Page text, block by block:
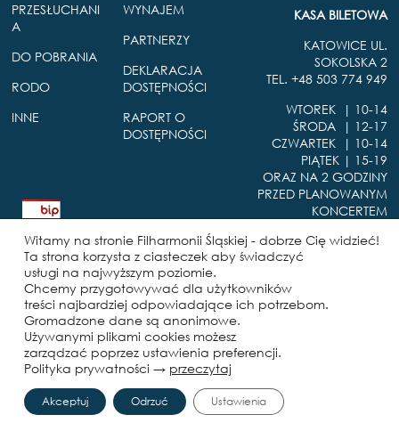
PRZESŁUCHANI
A
DO POBRANIA
RODO
INNE
WYNAJEM
PARTNERZY
DEKLARACJA
DOSTĘPNOŚCI
RAPORT O
DOSTĘPNOŚCI
KASA BILETOWA
KATOWICE UL.
SOKOLSKA 2
TEL. +48 503 774 949
WTOREK | 10-14
ŚRODA | 12-17
CZWARTEK | 10-14
PIĄTEK | 15-19
ORAZ NA 2 GODZINY
PRZED PLANOWANYM
KONCERTEM
FILHARMONIA ŚLĄSKA IM.
HENRYKA MIKOŁAJA
INSTYTUCJĄ KULTURY
SAMORZĄDU WOJEWÓDZTWA
ŚLĄSKIEGO
Witamy na stronie Filharmonii Śląskiej - dobrze Cię widzieć!
Ta strona korzysta z ciasteczek aby świadczyć
usługi na najwyższym poziomie.
Chcemy przygotowywać dla użytkowników
treści najbardziej odpowiadające ich potrzebom.
Gromadzone dane są anonimowe.
Używanymi plikami cookies możesz
zarządzać poprzez ustawienia preferencji.
Polityka prywatności → przeczytaj
Akceptuj Odrzuć Ustawienia